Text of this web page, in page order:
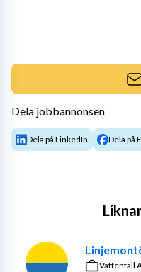
Dela jobbannonsen
Dela på LinkedIn Dela på
Vattenfall